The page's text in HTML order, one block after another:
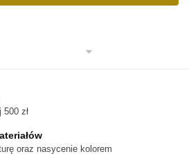
stronie
produktu
zł
oraz nasycenie kolorem